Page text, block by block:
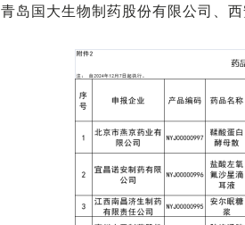
青岛国大生物制药股份有限公司、